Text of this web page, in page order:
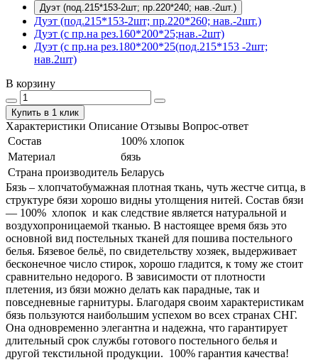
Дуэт (под.215*153-2шт; пр.220*240; нав.-2шт.)
Дуэт (под.215*153-2шт; пр.220*260; нав.-2шт.)
Дуэт (с пр.на рез.160*200*25;нав.-2шт)
Дуэт (с пр.на рез.180*200*25(под.215*153 -2шт;
нав.2шт)
В корзину
Купить в 1 клик
Характеристики Описание Отзывы Вопрос-ответ
Состав
100% хлопок
Материал
бязь
Страна производитель Беларусь
Бязь – хлопчатобумажная плотная ткань, чуть жестче ситца, в
структуре бязи хорошо видны утолщения нитей. Состав бязи
― 100% хлопок и как следствие является натуральной и
воздухопроницаемой тканью. В настоящее время бязь это
основной вид постельных тканей для пошива постельного
белья. Бязевое бельё, по свидетельству хозяек, выдерживает
бесконечное число стирок, хорошо гладится, к тому же стоит
сравнительно недорого. В зависимости от плотности
плетения, из бязи можно делать как парадные, так и
повседневные гарнитуры. Благодаря своим характеристикам
бязь пользуются наибольшим успехом во всех странах СНГ.
Она одновременно элегантна и надежна, что гарантирует
длительный срок службы готового постельного белья и
другой текстильной продукции. 100% гарантия качества!